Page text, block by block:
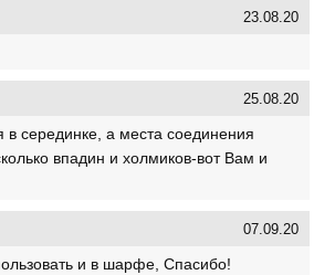
23.08.20
25.08.20
в серединке, а места соединения
впадин и холмиков-вот Вам и
07.09.20
и в шарфе, Спасибо!